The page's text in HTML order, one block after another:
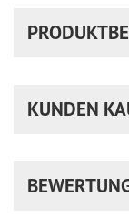
KUNDEN